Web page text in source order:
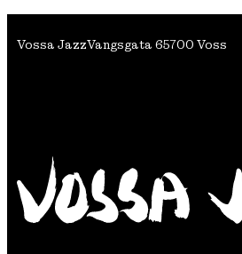
Vossa JazzVangsgata 65700 Voss